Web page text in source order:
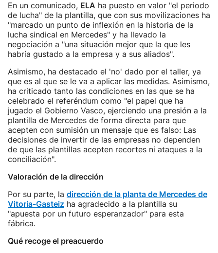
En un comunicado, ELA ha puesto en valor "el periodo
de lucha" de la plantilla, que con sus movilizaciones ha
"marcado un punto de inflexión en la historia de la
lucha sindical en Mercedes" y ha llevado la
negociación a "una situación mejor que la que les
habría gustado a la empresa y a sus aliados".
Asimismo, ha destacado el 'no' dado por el taller, ya
que es al que se le va a aplicar las medidas. Asimismo,
ha criticado tanto las condiciones en las que se ha
celebrado el referéndum como "el papel que ha
jugado el Gobierno Vasco, ejerciendo una presión a la
plantilla de Mercedes de forma directa para que
acepten con sumisión un mensaje que es falso: Las
decisiones de invertir de las empresas no dependen
de que las plantillas acepten recortes ni ataques a la
conciliación".
Valoración de la dirección
Por su parte, la dirección de la planta de Mercedes de
Vitoria-Gasteiz ha agradecido a la plantilla su
"apuesta por un futuro esperanzador" para esta
fábrica.
Qué recoge el preacuerdo